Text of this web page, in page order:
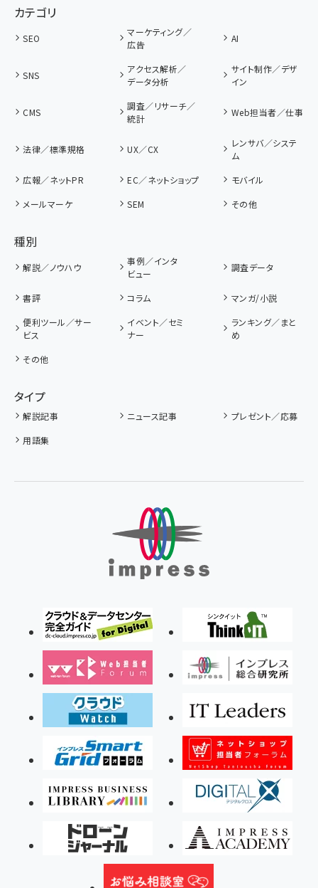
カテゴリ
SEO
マーケティング／
広告
AI
SNS
アクセス解析／
データ分析
サイト制作／デザ
イン
CMS
調査／リサーチ／
統計
Web担当者／仕事
法律／標準規格 UX／CX
レンサバ／システ
ム
広報／ネットPR
EC／ネットショップ
モバイル
メールマーケ
SEM その他
種別
解説／ノウハウ
事例／インタ
ビュー
調査データ
書評 コラム
マンガ/小説
便利ツール／サー
ビス
イベント／セミ
ナー
ランキング／まと
め
その他
タイプ
解説記事 ニュース記事
プレゼント／応募
用語集